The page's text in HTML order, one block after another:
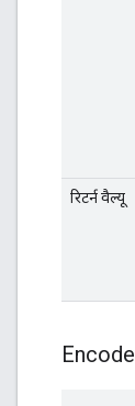
रिटर्न वैल्यू
Encode